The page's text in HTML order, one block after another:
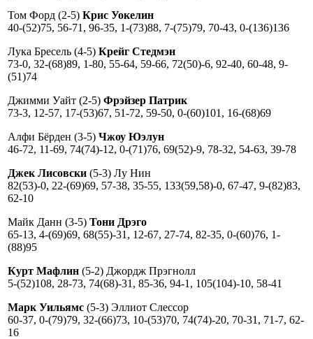
Том Форд (2-5) Крис Уокелин
40-(52)75, 56-71, 96-35, 1-(73)88, 7-(75)79, 70-43, 0-(136)136
Лука Бресель (4-5) Крейг Стедмэн
73-0, 32-(68)89, 1-80, 55-64, 59-66, 72(50)-6, 92-40, 60-48, 9-
(51)74
Джимми Уайт (2-5) Фрэйзер Патрик
73-3, 12-57, 17-(53)67, 51-72, 59-50, 0-(60)101, 16-(68)69
Алфи Бёрден (3-5) Чжоу Юэлун
46-72, 11-69, 74(74)-12, 0-(71)76, 69(52)-9, 78-32, 54-63, 39-78
Джек Лисовски (5-3) Лу Нин
82(53)-0, 22-(69)69, 57-38, 35-55, 133(59,58)-0, 67-47, 9-(82)83,
62-10
Майк Данн (3-5) Тони Дрэго
65-13, 4-(69)69, 68(55)-31, 12-67, 27-74, 82-35, 0-(60)76, 1-
(88)95
Курт Мафлин (5-2) Джордж Прэгнолл
5-(52)108, 28-73, 74(68)-31, 85-36, 94-1, 105(104)-10, 58-41
Марк Уильямс (5-3) Эллиот Слессор
60-37, 0-(79)79, 32-(66)73, 10-(53)70, 74(74)-20, 70-31, 71-7, 62-
16